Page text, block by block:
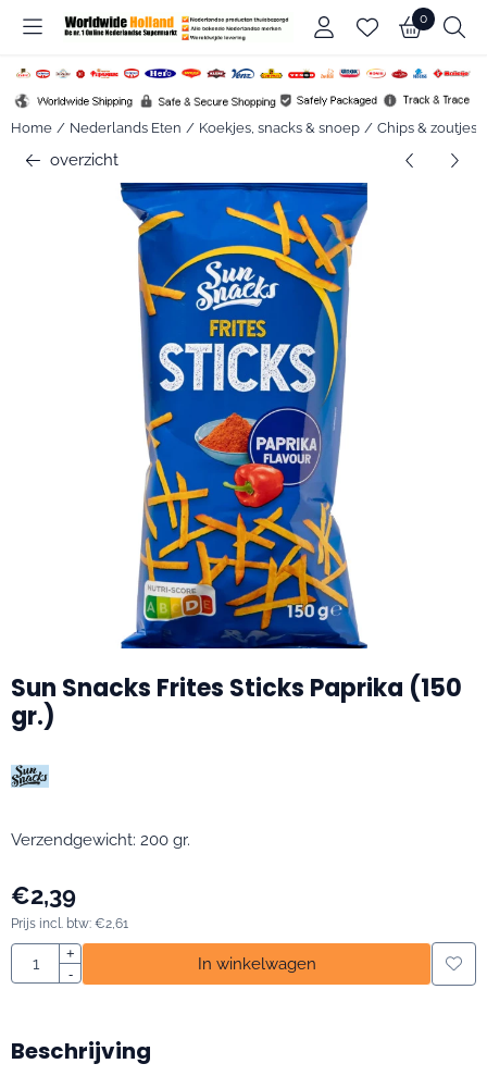
Cookievoorkeuren zijn beschikbaar. Kies instellingen of sta alle
0
Home / Nederlands Eten / Koekjes, snacks & snoep / Chips & zoutjes
overzicht
Sun Snacks Frites Sticks Paprika (150
gr.)
Verzendgewicht: 200 gr.
€2,39
Prijs incl. btw: €2,61
Aantal
+
-
In winkelwagen
Beschrijving